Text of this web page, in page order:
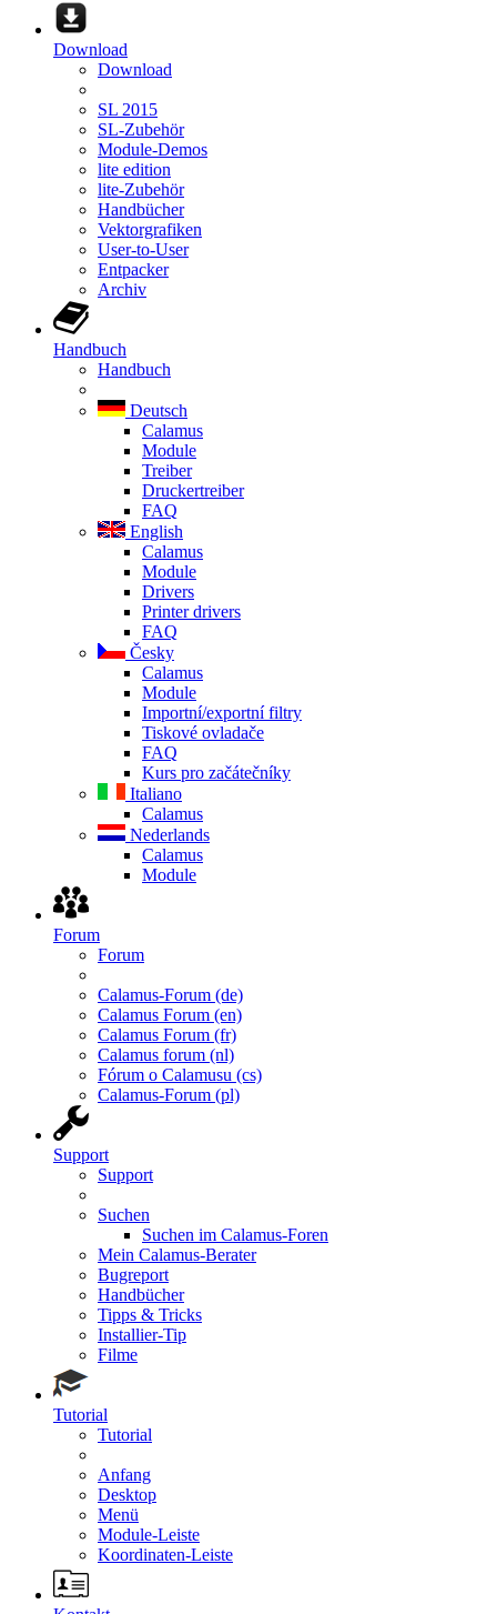
Download
Download
SL 2015
SL-Zubehör
Module-Demos
lite edition
lite-Zubehör
Handbücher
Vektorgrafiken
User-to-User
Entpacker
Archiv
Handbuch
Handbuch
Deutsch
Calamus
Module
Treiber
Druckertreiber
FAQ
English
Calamus
Module
Drivers
Printer drivers
FAQ
Česky
Calamus
Module
Importní/exportní filtry
Tiskové ovladače
FAQ
Kurs pro začátečníky
Italiano
Calamus
Nederlands
Calamus
Module
Forum
Forum
Calamus-Forum (de)
Calamus Forum (en)
Calamus Forum (fr)
Calamus forum (nl)
Fórum o Calamusu (cs)
Calamus-Forum (pl)
Support
Support
Suchen
Suchen im Calamus-Foren
Mein Calamus-Berater
Bugreport
Handbücher
Tipps & Tricks
Installier-Tip
Filme
Tutorial
Tutorial
Anfang
Desktop
Menü
Module-Leiste
Koordinaten-Leiste